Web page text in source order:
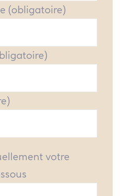
(obligatoire)
votre